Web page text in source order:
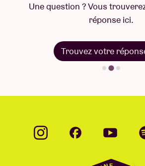
Une question ? Vous
réponse ici.
Trouvez votre